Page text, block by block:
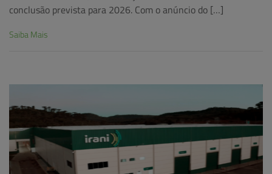
conclusão prevista para 2026. Com o anúncio do […]
Saiba Mais